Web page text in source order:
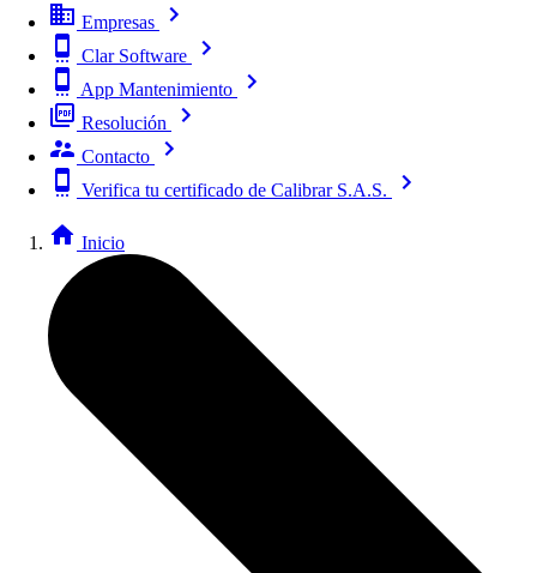
Empresas
Clar Software
App Mantenimiento
Resolución
Contacto
Verifica tu certificado de Calibrar S.A.S.
Inicio